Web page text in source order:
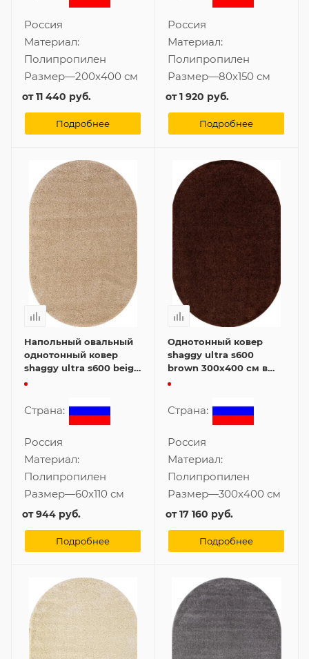
Россия
Материал:
Полипропилен
Размер—200x400 см
от11 440 руб.
Подробнее
Россия
Материал:
Полипропилен
Размер—80x150 см
от1 920 руб.
Подробнее
Напольный овальный
однотонный ковер
shaggy ultra s600 beige
60x110 см
Страна:
Россия
Материал:
Полипропилен
Размер—60x110 см
от944 руб.
Подробнее
Однотонный ковер
shaggy ultra s600
brown 300x400 см в
форме овала
Страна:
Россия
Материал:
Полипропилен
Размер—300x400 см
от17 160 руб.
Подробнее